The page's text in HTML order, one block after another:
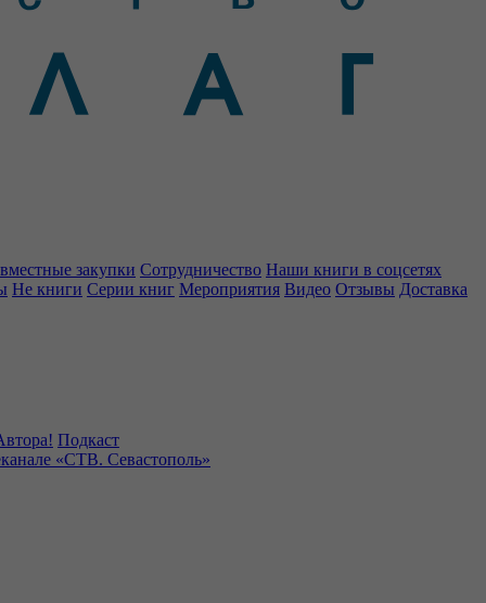
закупки Сотрудничество Наши книги в соцсетях
Не книги Серии книг Мероприятия Видео Отзывы Доставка
Подкаст
«СТВ. Севастополь»